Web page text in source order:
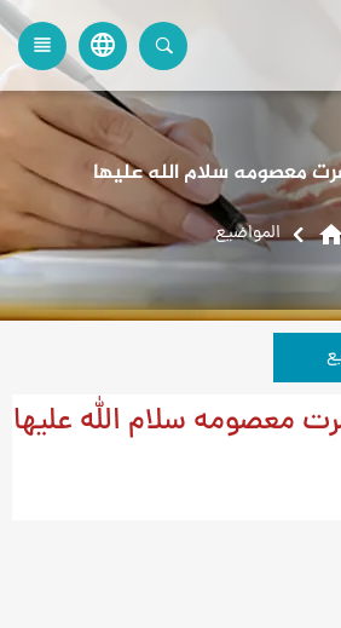
language
view_headline
معصومه سلام الله علیها
المواضیع
معصومه سلام الله علیها